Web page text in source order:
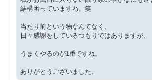
結構困っていますね。笑
当たり前という物なんてなく、
日々感謝をしているつもりではありますが、
うまくやるのが1番ですね。
ありがとうございました。